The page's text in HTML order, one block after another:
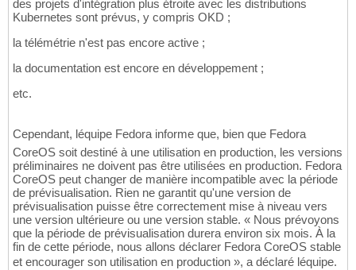
des projets d'intégration plus étroite avec les distributions
Kubernetes sont prévus, y compris OKD ;
la télémétrie n'est pas encore active ;
la documentation est encore en développement ;
etc.
Cependant, léquipe Fedora informe que, bien que Fedora
CoreOS soit destiné à une utilisation en production, les versions
préliminaires ne doivent pas être utilisées en production. Fedora
CoreOS peut changer de manière incompatible avec la période
de prévisualisation. Rien ne garantit qu'une version de
prévisualisation puisse être correctement mise à niveau vers
une version ultérieure ou une version stable. « Nous prévoyons
que la période de prévisualisation durera environ six mois. À la
fin de cette période, nous allons déclarer Fedora CoreOS stable
et encourager son utilisation en production », a déclaré léquipe.